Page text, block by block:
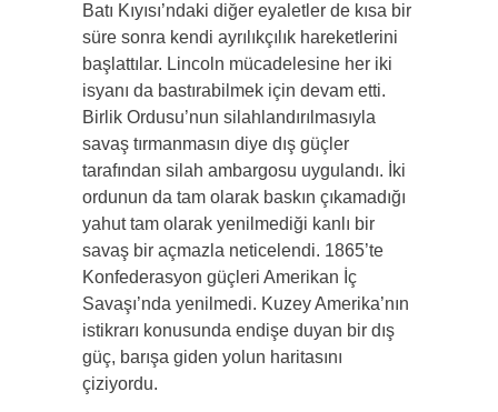
Batı Kıyısı’ndaki diğer eyaletler de kısa bir
süre sonra kendi ayrılıkçılık hareketlerini
başlattılar. Lincoln mücadelesine her iki
isyanı da bastırabilmek için devam etti.
Birlik Ordusu’nun silahlandırılmasıyla
savaş tırmanmasın diye dış güçler
tarafından silah ambargosu uygulandı. İki
ordunun da tam olarak baskın çıkamadığı
yahut tam olarak yenilmediği kanlı bir
savaş bir açmazla neticelendi. 1865’te
Konfederasyon güçleri Amerikan İç
Savaşı’nda yenilmedi. Kuzey Amerika’nın
istikrarı konusunda endişe duyan bir dış
güç, barışa giden yolun haritasını
çiziyordu.